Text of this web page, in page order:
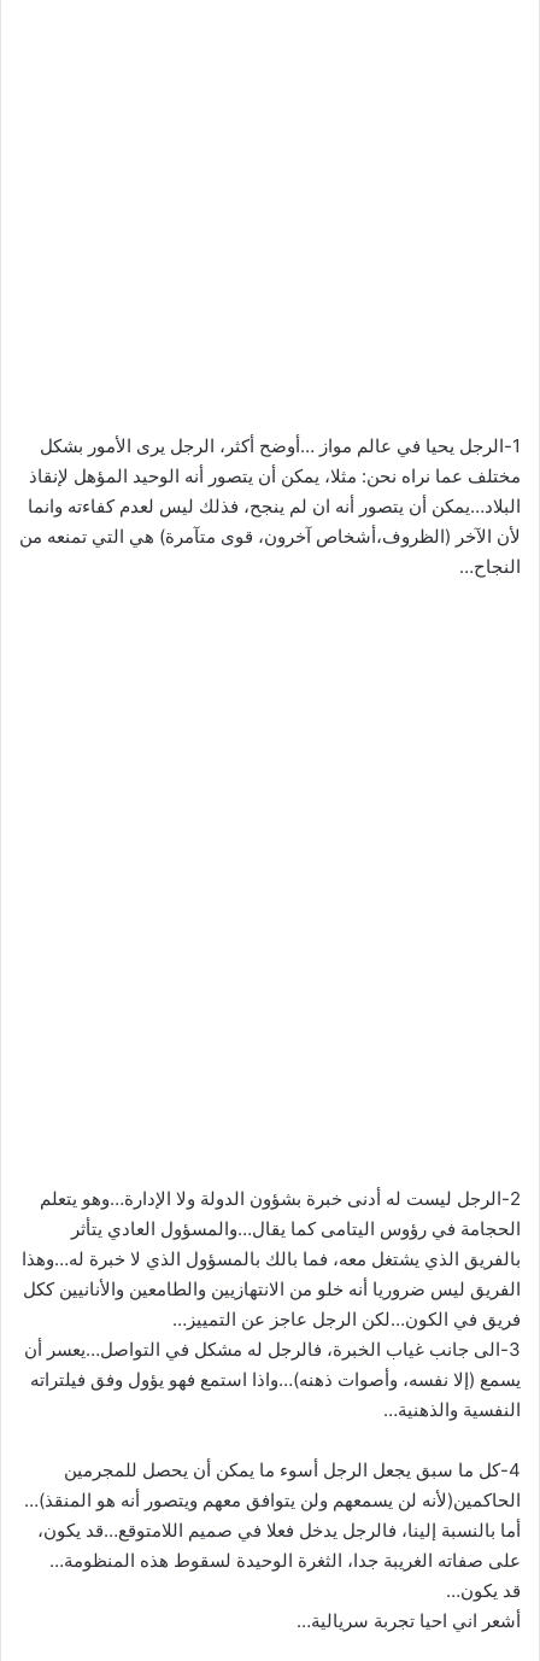
1-الرجل يحيا في عالم مواز …أوضح أكثر، الرجل يرى الأمور بشكل
مختلف عما نراه نحن: مثلا، يمكن أن يتصور أنه الوحيد المؤهل لإنقاذ
البلاد…يمكن أن يتصور أنه ان لم ينجح، فذلك ليس لعدم كفاءته وانما
لأن الآخر (الظروف،أشخاص آخرون، قوى متآمرة) هي التي تمنعه من
النجاح…
2-الرجل ليست له أدنى خبرة بشؤون الدولة ولا الإدارة…وهو يتعلم
الحجامة في رؤوس اليتامى كما يقال…والمسؤول العادي يتأثر
بالفريق الذي يشتغل معه، فما بالك بالمسؤول الذي لا خبرة له…وهذا
الفريق ليس ضروريا أنه خلو من الانتهازيين والطامعين والأنانيين ككل
فريق في الكون…لكن الرجل عاجز عن التمييز…
3-الى جانب غياب الخبرة، فالرجل له مشكل في التواصل…يعسر أن
يسمع (إلا نفسه، وأصوات ذهنه)…واذا استمع فهو يؤول وفق فيلتراته
النفسية والذهنية…
4-كل ما سبق يجعل الرجل أسوء ما يمكن أن يحصل للمجرمين
الحاكمين(لأنه لن يسمعهم ولن يتوافق معهم ويتصور أنه هو المنقذ)…
أما بالنسبة إلينا، فالرجل يدخل فعلا في صميم اللامتوقع…قد يكون،
على صفاته الغريبة جدا، الثغرة الوحيدة لسقوط هذه المنظومة…
قد يكون…
أشعر اني احيا تجربة سريالية…